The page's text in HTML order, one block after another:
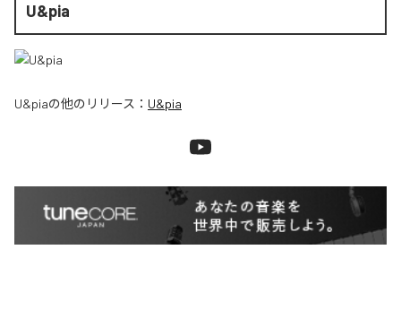
U&pia
U&piaの他のリリース： U&pia